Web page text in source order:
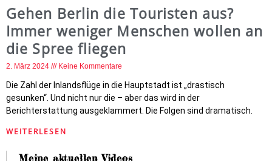
Gehen Berlin die Touristen aus?
Immer weniger Menschen wollen an
die Spree fliegen
2. März 2024 Keine Kommentare
Die Zahl der Inlandsflüge in die Hauptstadt ist „drastisch
gesunken“. Und nicht nur die – aber das wird in der
Berichterstattung ausgeklammert. Die Folgen sind dramatisch.
WEITERLESEN
Meine aktuellen Videos